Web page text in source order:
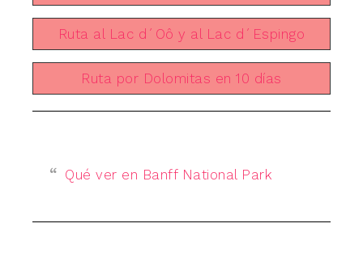
Ruta al Lac d´Oô y al Lac d´Espingo
Ruta por Dolomitas en 10 días
Qué ver en Banff National Park